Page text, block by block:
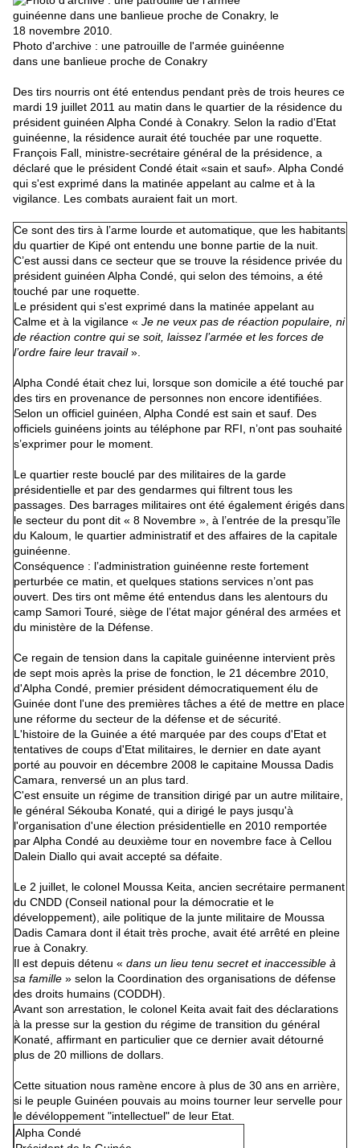
Photo d'archive : une patrouille de l'armée guinéenne
dans une banlieue proche de Conakry
Des tirs nourris ont été entendus pendant près de trois heures ce
mardi 19 juillet 2011 au matin dans le quartier de la résidence du
président guinéen Alpha Condé à Conakry. Selon la radio d'Etat
guinéenne, la résidence aurait été touchée par une roquette.
François Fall, ministre-secrétaire général de la présidence, a
déclaré que le président Condé était «sain et sauf». Alpha Condé
qui s'est exprimé dans la matinée appelant au calme et à la
vigilance. Les combats auraient fait un mort.
Ce sont des tirs à l’arme lourde et automatique, que les habitants
du quartier de Kipé ont entendu une bonne partie de la nuit.
C’est aussi dans ce secteur que se trouve la résidence privée du
président guinéen Alpha Condé, qui selon des témoins, a été
touché par une roquette.
Le président qui s'est exprimé dans la matinée appelant au
Calme et à la vigilance « Je ne veux pas de réaction populaire, ni
de réaction contre qui se soit, laissez l’armée et les forces de
l’ordre faire leur travail».
Alpha Condé était chez lui, lorsque son domicile a été touché par
des tirs en provenance de personnes non encore identifiées.
Selon un officiel guinéen, Alpha Condé est sain et sauf. Des
officiels guinéens joints au téléphone par RFI, n’ont pas souhaité
s’exprimer pour le moment.
Le quartier reste bouclé par des militaires de la garde
présidentielle et par des gendarmes qui filtrent tous les
passages. Des barrages militaires ont été également érigés dans
le secteur du pont dit « 8 Novembre », à l’entrée de la presqu’île
du Kaloum, le quartier administratif et des affaires de la capitale
guinéenne.
Conséquence : l’administration guinéenne reste fortement
perturbée ce matin, et quelques stations services n’ont pas
ouvert. Des tirs ont même été entendus dans les alentours du
camp Samori Touré, siège de l’état major général des armées et
du ministère de la Défense.
Ce regain de tension dans la capitale guinéenne intervient près
de sept mois après la prise de fonction, le 21 décembre 2010,
d'Alpha Condé, premier président démocratiquement élu de
Guinée dont l'une des premières tâches a été de mettre en place
une réforme du secteur de la défense et de sécurité.
L'histoire de la Guinée a été marquée par des coups d'Etat et
tentatives de coups d'Etat militaires, le dernier en date ayant
porté au pouvoir en décembre 2008 le capitaine Moussa Dadis
Camara, renversé un an plus tard.
C'est ensuite un régime de transition dirigé par un autre militaire,
le général Sékouba Konaté, qui a dirigé le pays jusqu'à
l'organisation d'une élection présidentielle en 2010 remportée
par Alpha Condé au deuxième tour en novembre face à Cellou
Dalein Diallo qui avait accepté sa défaite.
Le 2 juillet, le colonel Moussa Keita, ancien secrétaire permanent
du CNDD (Conseil national pour la démocratie et le
développement), aile politique de la junte militaire de Moussa
Dadis Camara dont il était très proche, avait été arrêté en pleine
rue à Conakry.
Il est depuis détenu « dans un lieu tenu secret et inaccessible à
sa famille » selon la Coordination des organisations de défense
des droits humains (CODDH).
Avant son arrestation, le colonel Keita avait fait des déclarations
à la presse sur la gestion du régime de transition du général
Konaté, affirmant en particulier que ce dernier avait détourné
plus de 20 millions de dollars.
Cette situation nous ramène encore à plus de 30 ans en arrière,
si le peuple Guinéen pouvais au moins tourner leur servelle pour
le dévéloppement "intellectuel" de leur Etat.
Alpha Condé